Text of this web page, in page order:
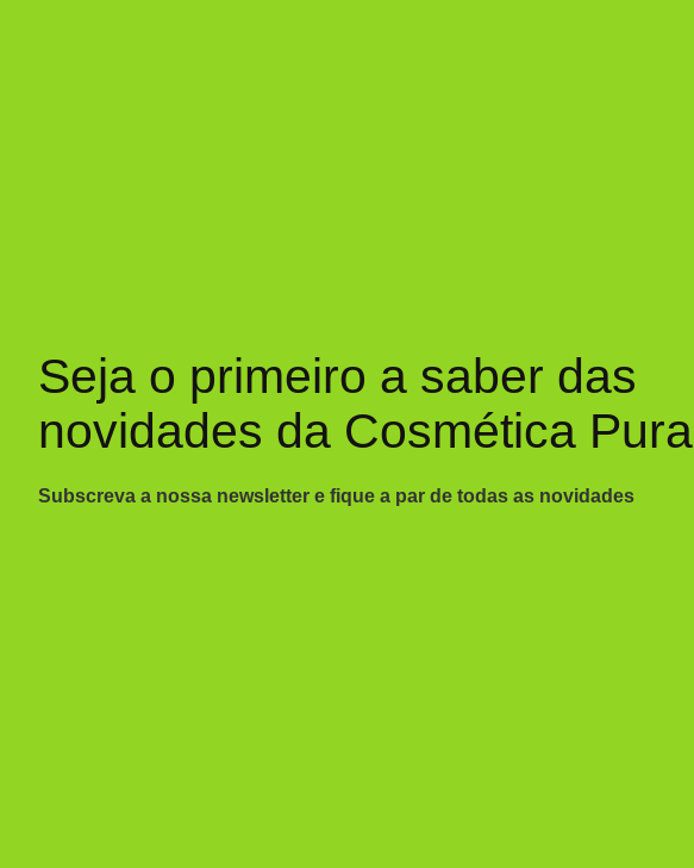
Seja o primeiro a saber das
novidades da Cosmética Pura
Subscreva a nossa newsletter e fique a par de todas as novidades